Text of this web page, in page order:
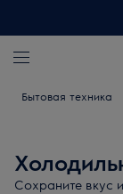
Бытовая техника
Сохраните вкус